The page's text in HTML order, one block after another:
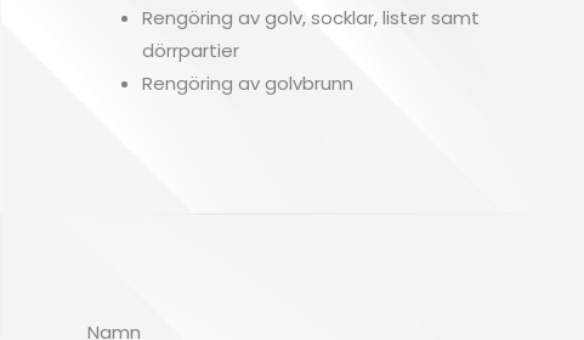
Rengöring av golv, socklar, lister samt
dörrpartier
Rengöring av golvbrunn
Namn